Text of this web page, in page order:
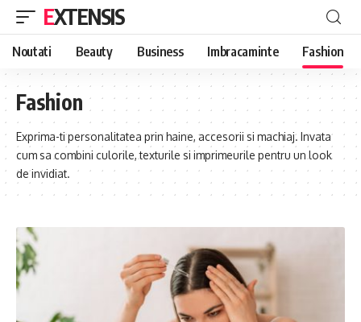
EXTENSIS
Noutati Beauty Business Imbracaminte Fashion
Fashion
Exprima-ti personalitatea prin haine, accesorii si machiaj. Invata
cum sa combini culorile, texturile si imprimeurile pentru un look
de invidiat.